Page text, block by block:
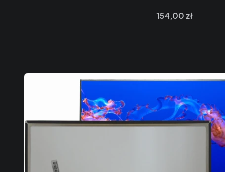
Cena
154,00 zł